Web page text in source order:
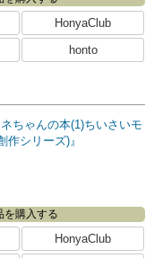
HonyaClub
honto
ちゃんの本(1)ちいさいモ
作シリーズ)』
を購入する
HonyaClub